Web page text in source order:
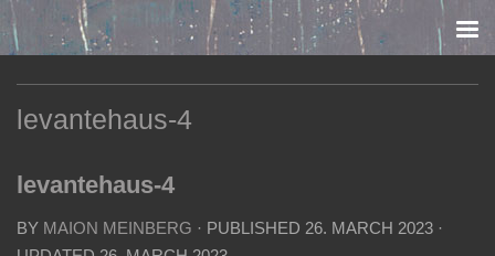
Skip to content
levantehaus-4
levantehaus-4
BY MAION MEINBERG · PUBLISHED 26. MARCH 2023 ·